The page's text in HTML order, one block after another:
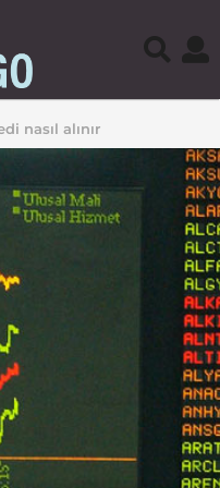
nasıl alınır